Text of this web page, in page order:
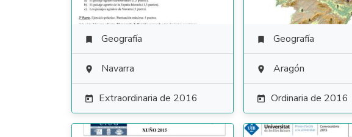
 Geografía
 Navarra
 Extraordinaria de 2016
 Geografía
 Aragón
 Ordinaria de 2016